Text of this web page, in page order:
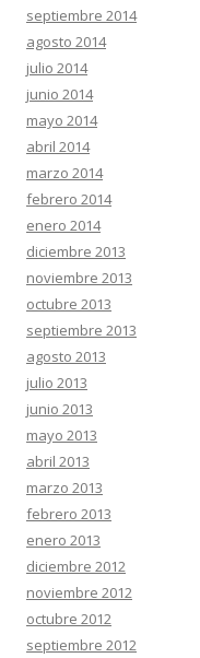
septiembre 2014
agosto 2014
julio 2014
junio 2014
mayo 2014
abril 2014
marzo 2014
febrero 2014
enero 2014
diciembre 2013
noviembre 2013
octubre 2013
septiembre 2013
agosto 2013
julio 2013
junio 2013
mayo 2013
abril 2013
marzo 2013
febrero 2013
enero 2013
diciembre 2012
noviembre 2012
octubre 2012
septiembre 2012